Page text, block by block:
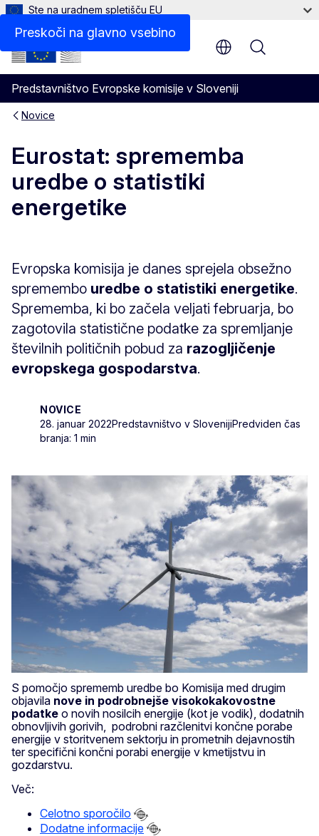
Preskoči na glavno vsebino
Ste na uradnem spletišču EU
Predstavništvo Evropske komisije v Sloveniji
Menu
Novice
Eurostat: sprememba
uredbe o statistiki
energetike
Evropska komisija je danes sprejela obsežno
spremembo uredbe o statistiki energetike.
Sprememba, ki bo začela veljati februarja, bo
zagotovila statistične podatke za spremljanje
številnih političnih pobud za razogljičenje
evropskega gospodarstva.
NOVICE
28. januar 2022Predstavništvo v SlovenijiPredviden čas
branja: 1 min
S pomočjo sprememb uredbe bo Komisija med drugim
objavila nove in podrobnejše visokokakovostne
podatke o novih nosilcih energije (kot je vodik), dodatnih
obnovljivih gorivih, podrobni razčlenitvi končne porabe
energije v storitvenem sektorju in prometnih dejavnostih
ter specifični končni porabi energije v kmetijstvu in
gozdarstvu.
Več:
Celotno sporočilo
Dodatne informacije